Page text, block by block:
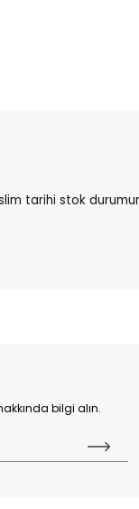
tarihi stok
bilgi alın.